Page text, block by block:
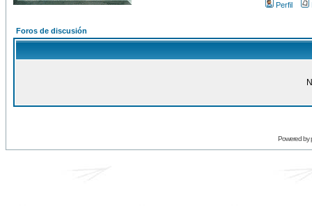
Perfil
Foros de discusión
Powered by